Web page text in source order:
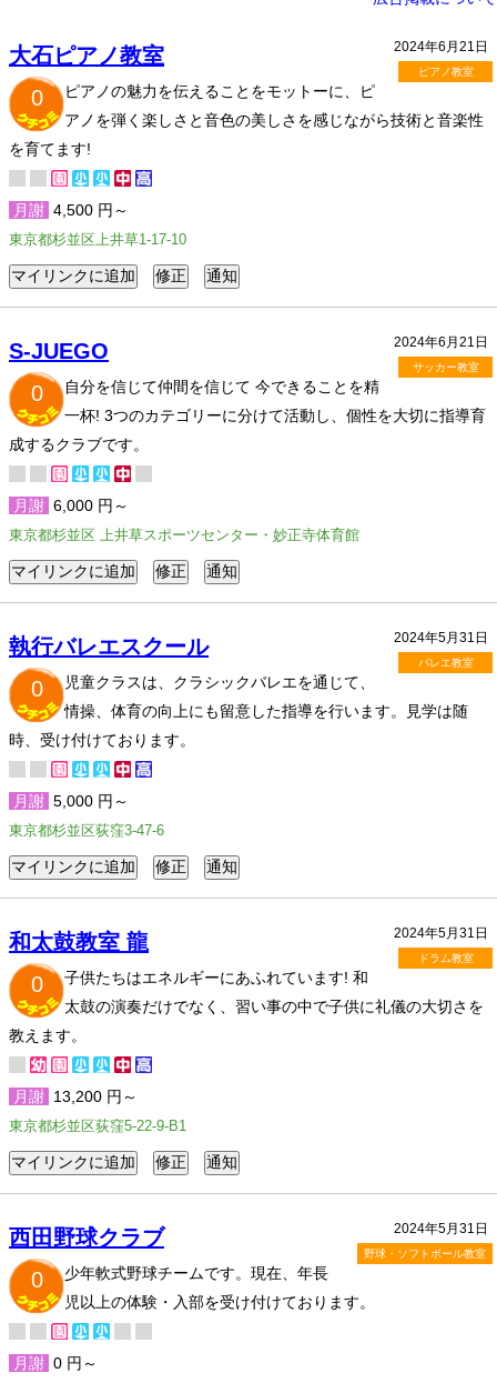
2024年6月21日
ピアノ教室
大石ピアノ教室
0
ピアノの魅力を伝えることをモットーに、ピ
アノを弾く楽しさと音色の美しさを感じながら技術と音楽性
を育てます!
月謝 4,500 円～
東京都杉並区上井草1-17-10
2024年6月21日
サッカー教室
S-JUEGO
0
自分を信じて仲間を信じて 今できることを精
一杯! 3つのカテゴリーに分けて活動し、個性を大切に指導育
成するクラブです。
月謝 6,000 円～
東京都杉並区 上井草スポーツセンター・妙正寺体育館
2024年5月31日
バレエ教室
執行バレエスクール
0
児童クラスは、クラシックバレエを通じて、
情操、体育の向上にも留意した指導を行います。見学は随
時、受け付けております。
月謝 5,000 円～
東京都杉並区荻窪3-47-6
2024年5月31日
ドラム教室
和太鼓教室 龍
0
子供たちはエネルギーにあふれています! 和
太鼓の演奏だけでなく、習い事の中で子供に礼儀の大切さを
教えます。
月謝 13,200 円～
東京都杉並区荻窪5-22-9-B1
2024年5月31日
野球・ソフトボール教室
西田野球クラブ
0
少年軟式野球チームです。現在、年長
児以上の体験・入部を受け付けております。
月謝 0 円～